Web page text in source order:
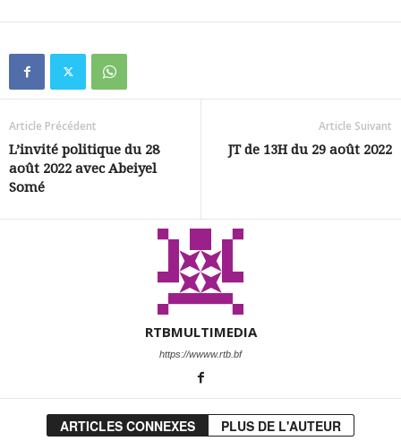
Article Précédent
L’invité politique du 28
août 2022 avec Abeiyel
Somé
Article Suivant
JT de 13H du 29 août 2022
RTBMULTIMEDIA
https://wwww.rtb.bf
ARTICLES CONNEXES PLUS DE L'AUTEUR